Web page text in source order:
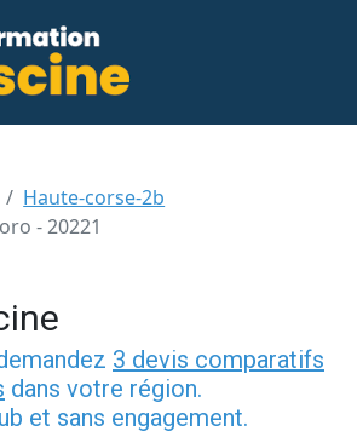
Haute-corse-2b
- 20221
3 devis comparatifs
dans votre région.
et sans engagement.